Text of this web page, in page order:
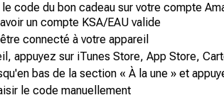
code du bon cadeau sur votre compte
un compte KSA/EAU valide
connecté à votre appareil
appuyez sur iTunes Store, App Store,
bas de la section « À la une » et
le code manuellement